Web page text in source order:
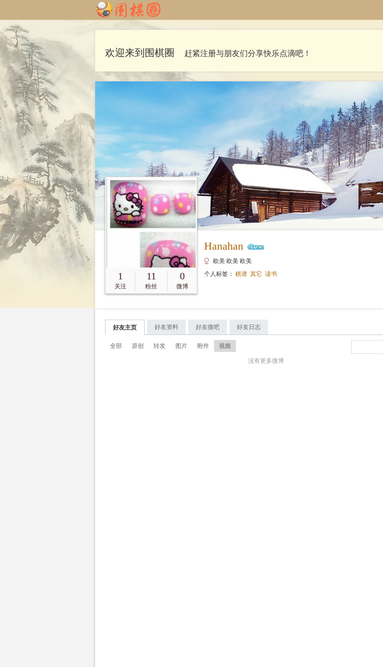
欢迎来到围棋圈 赶紧注册与朋友们分享快乐点滴吧！
1
关注
11
粉丝
0
微博
Hanahan
欧美 欧美 欧美
个人标签： 棋谱 其它 读书
好友主页 好友资料 好友微吧 好友日志
全部 原创 转发 图片 附件 视频
没有更多微博